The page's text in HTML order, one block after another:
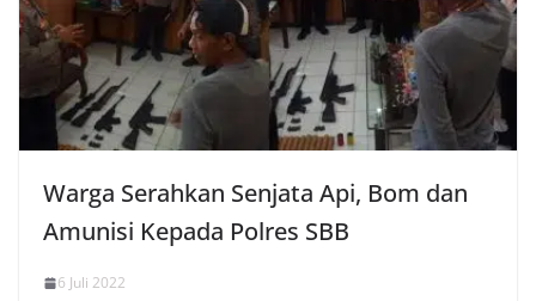
Warga Serahkan Senjata Api, Bom dan
Amunisi Kepada Polres SBB
6 Juli 2022